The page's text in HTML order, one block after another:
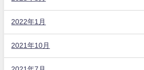
2022年1月
2021年10月